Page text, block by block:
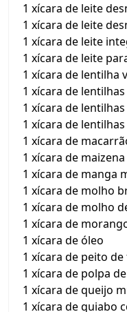
1 xícara de leite
1 xícara de leite
1 xícara de leite
1 xícara de leite
1 xícara de lentilha
1 xícara de
1 xícara de
1 xícara de
1 xícara de
1 xícara de maizena
1 xícara de manga
1 xícara de molho
1 xícara de molho
1 xícara de
1 xícara de óleo
1 xícara de peito
1 xícara de polpa
1 xícara de queijo
1 xícara de quiabo